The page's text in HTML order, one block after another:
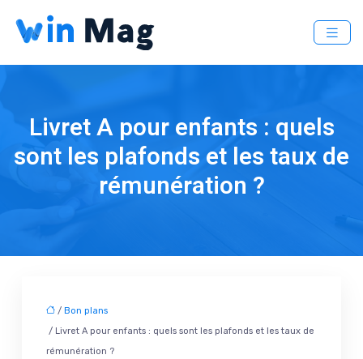
Livret A pour enfants : quels
sont les plafonds et les taux de
rémunération ?
/ Bon plans
/ Livret A pour enfants : quels sont les plafonds et les taux de
rémunération ?